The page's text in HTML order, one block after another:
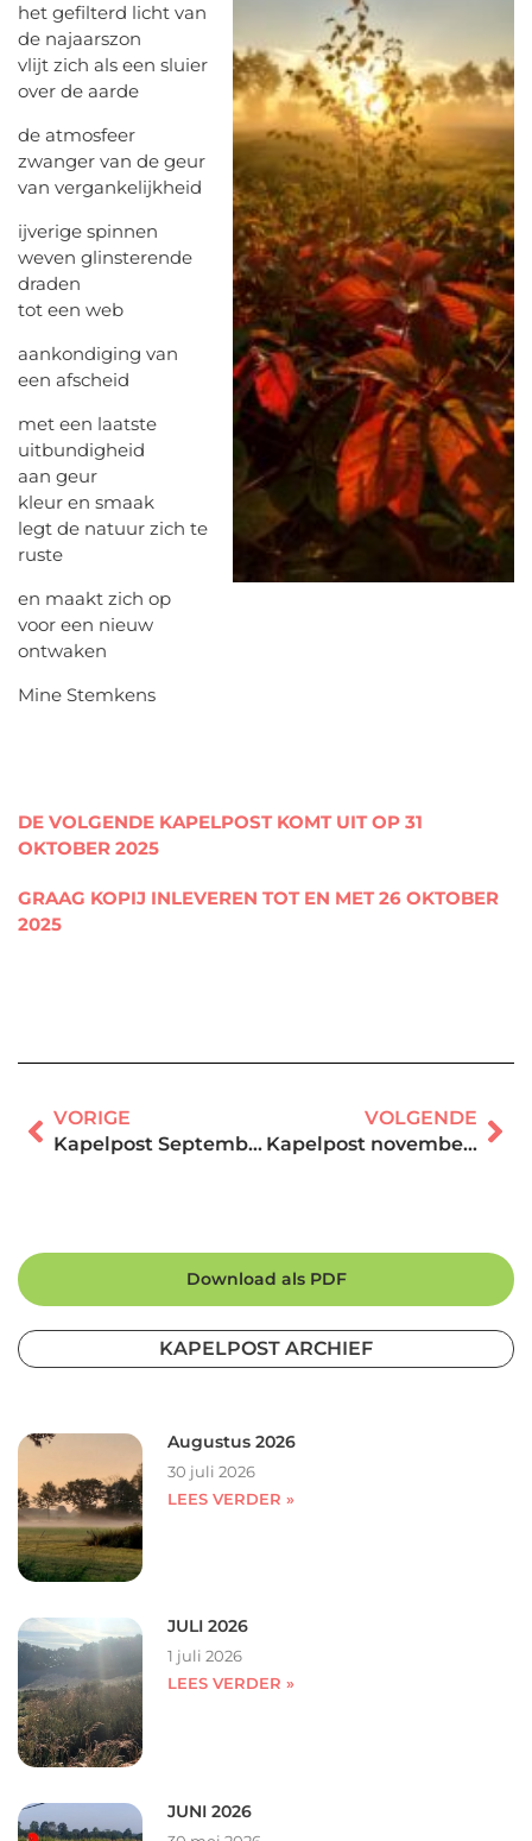
het gefilterd licht van
de najaarszon
vlijt zich als een sluier
over de aarde
de atmosfeer
zwanger van de geur
van vergankelijkheid
ijverige spinnen
weven glinsterende
draden
tot een web
aankondiging van
een afscheid
met een laatste
uitbundigheid
aan geur
kleur en smaak
legt de natuur zich te
ruste
en maakt zich op
voor een nieuw
ontwaken
Mine Stemkens
DE VOLGENDE KAPELPOST KOMT UIT OP 31
OKTOBER 2025
GRAAG KOPIJ INLEVEREN TOT EN MET 26 OKTOBER
2025
VORIGE
Kapelpost September 2025
VOLGENDE
Kapelpost november 2025
Download als PDF
KAPELPOST ARCHIEF
Augustus 2026
30 juli 2026
LEES VERDER »
JULI 2026
1 juli 2026
LEES VERDER »
JUNI 2026